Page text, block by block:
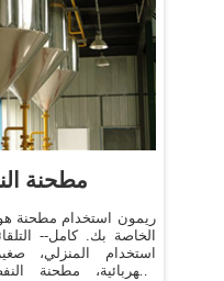
مطحنة
ريمون استخدام مطحنة
الخاصة بك. كامل--
استخدام المنزلي،
الكهربائية، مطحنة